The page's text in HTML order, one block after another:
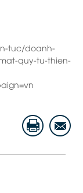
tuc/doanh-
quy-tu-thien-